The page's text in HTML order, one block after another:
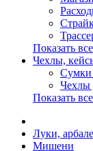
Показать
Чехлы,
Сумки
Чехлы
Показать
Луки,
Мишени